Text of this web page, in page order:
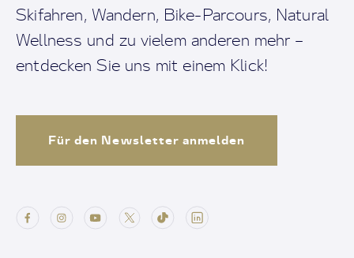
Skifahren, Wandern, Bike-Parcours, Natural
Wellness und zu vielem anderen mehr –
entdecken Sie uns mit einem Klick!
Für den Newsletter anmelden